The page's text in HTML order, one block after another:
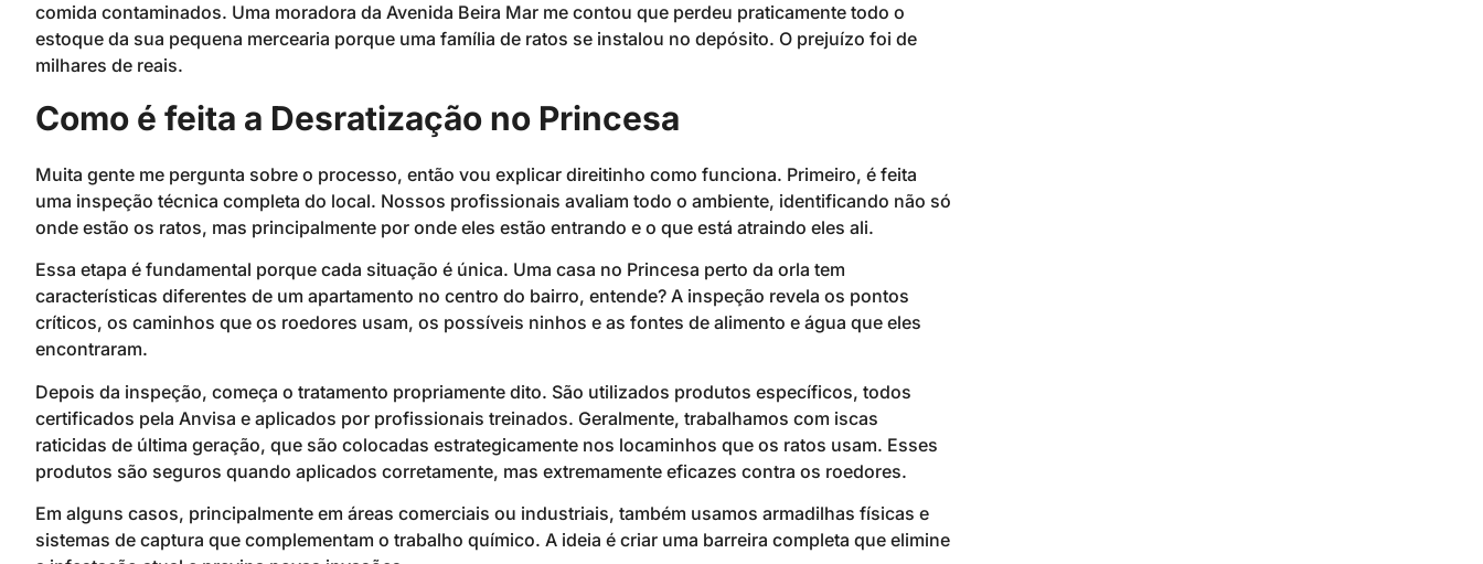
comida contaminados. Uma moradora da Avenida Beira Mar me contou que perdeu praticamente todo o
estoque da sua pequena mercearia porque uma família de ratos se instalou no depósito. O prejuízo foi de
milhares de reais.
Como é feita a Desratização no Princesa
Muita gente me pergunta sobre o processo, então vou explicar direitinho como funciona. Primeiro, é feita
uma inspeção técnica completa do local. Nossos profissionais avaliam todo o ambiente, identificando não só
onde estão os ratos, mas principalmente por onde eles estão entrando e o que está atraindo eles ali.
Essa etapa é fundamental porque cada situação é única. Uma casa no Princesa perto da orla tem
características diferentes de um apartamento no centro do bairro, entende? A inspeção revela os pontos
críticos, os caminhos que os roedores usam, os possíveis ninhos e as fontes de alimento e água que eles
encontraram.
Depois da inspeção, começa o tratamento propriamente dito. São utilizados produtos específicos, todos
certificados pela Anvisa e aplicados por profissionais treinados. Geralmente, trabalhamos com iscas
raticidas de última geração, que são colocadas estrategicamente nos locaminhos que os ratos usam. Esses
produtos são seguros quando aplicados corretamente, mas extremamente eficazes contra os roedores.
Em alguns casos, principalmente em áreas comerciais ou industriais, também usamos armadilhas físicas e
sistemas de captura que complementam o trabalho químico. A ideia é criar uma barreira completa que elimine